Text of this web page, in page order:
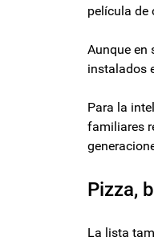
película de
Aunque en
instalados
Para la
familiares
Pizza,
La lista